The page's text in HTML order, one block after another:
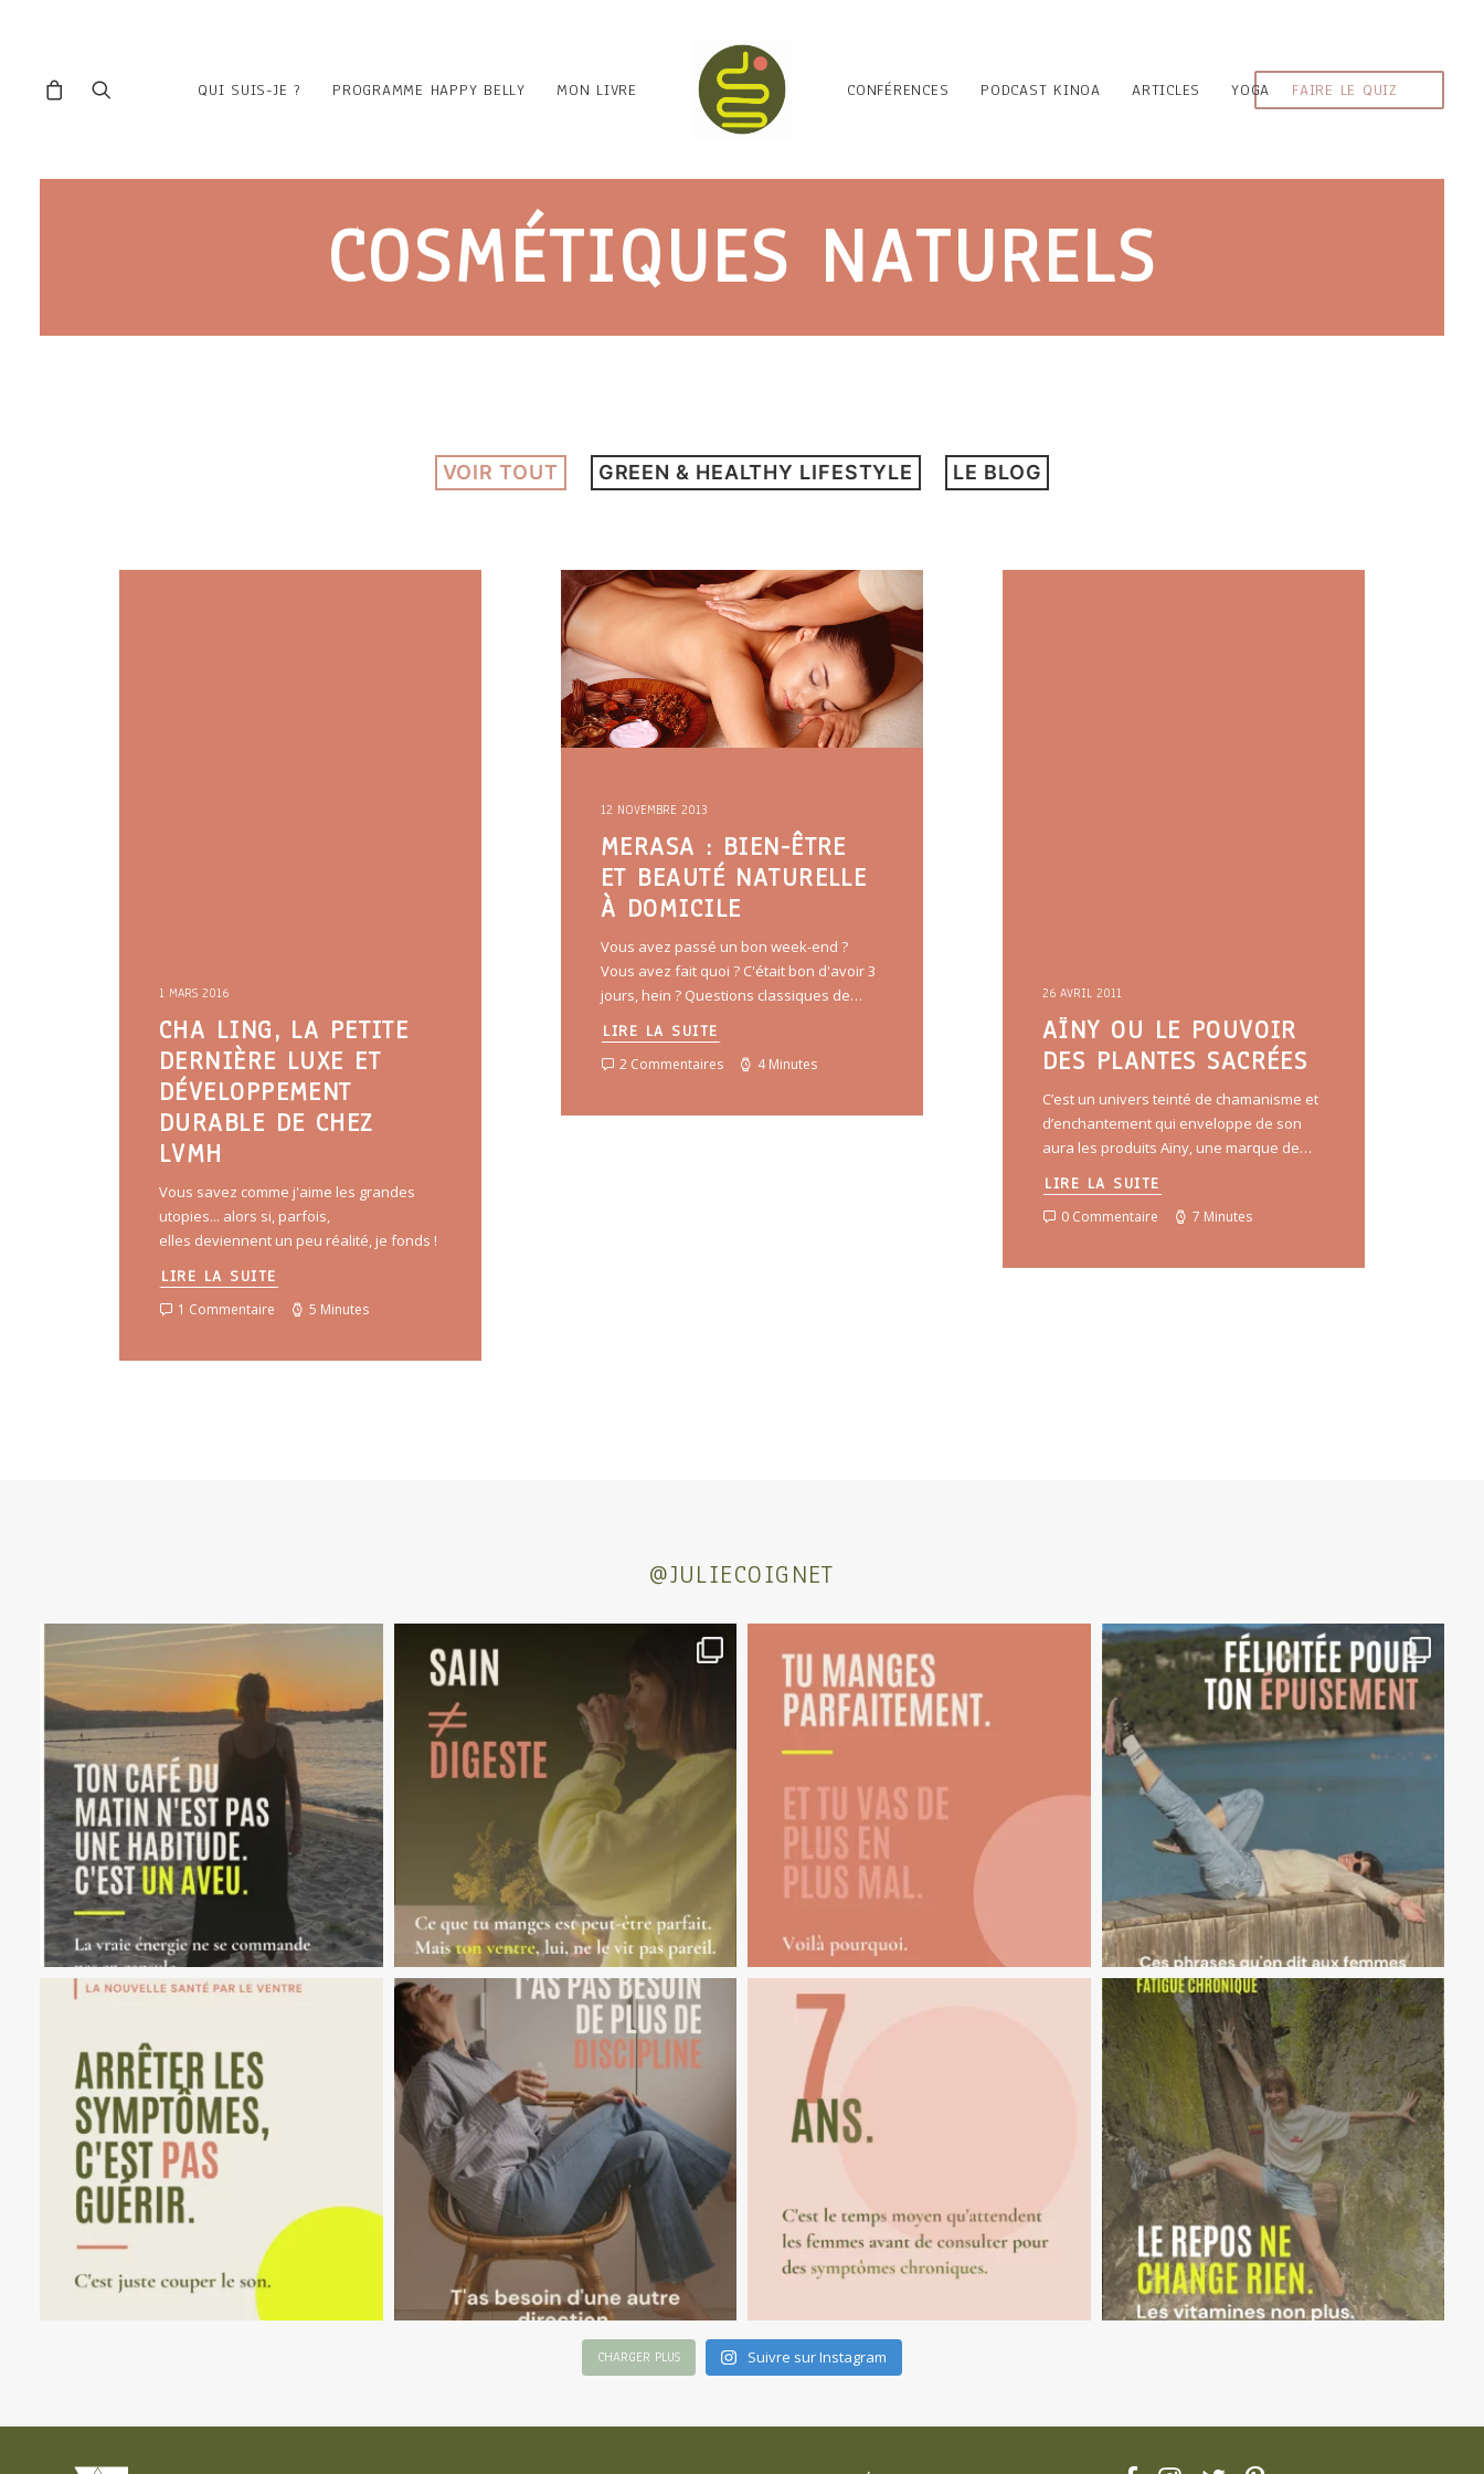
FAIRE LE QUIZ
QUI SUIS-JE ? PROGRAMME HAPPY BELLY MON LIVRE CONFÉRENCES PODCAST KINOA ARTICLES YOGA
COSMÉTIQUES NATURELS
VOIR TOUT GREEN & HEALTHY LIFESTYLE LE BLOG
1 MARS 2016
CHA LING, LA PETITE
DERNIÈRE LUXE ET
DÉVELOPPEMENT
DURABLE DE CHEZ
LVMH
Vous savez comme j'aime les grandes
utopies... alors si, parfois,
elles deviennent un peu réalité, je fonds !
LIRE LA SUITE
1 Commentaire 5 Minutes
12 NOVEMBRE 2013
MERASA : BIEN-ÊTRE
ET BEAUTÉ NATURELLE
À DOMICILE
Vous avez passé un bon week-end ?
Vous avez fait quoi ? C'était bon d'avoir 3
jours, hein ? Questions classiques de…
LIRE LA SUITE
2 Commentaires 4 Minutes
26 AVRIL 2011
AÏNY OU LE POUVOIR
DES PLANTES SACRÉES
C’est un univers teinté de chamanisme et
d’enchantement qui enveloppe de son
aura les produits Aïny, une marque de…
LIRE LA SUITE
0 Commentaire 7 Minutes
@JULIECOIGNET
CHARGER PLUS Suivre sur Instagram